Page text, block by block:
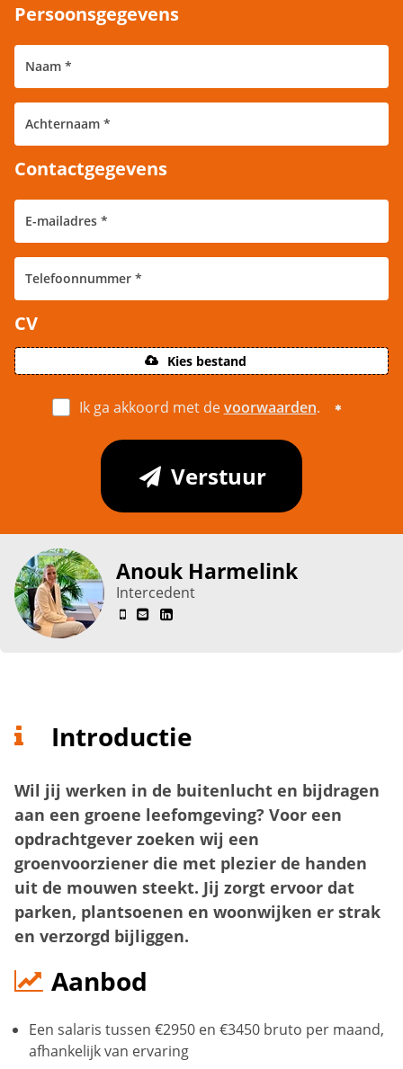
Anouk Harmelink
Intercedent
Persoonsgegevens
Contactgegevens
CV
Kies bestand
Ik ga akkoord met devoorwaarden.
Verstuur
Introductie
Wil jij werken in de buitenlucht en bijdragen
aan een groene leefomgeving? Voor een
opdrachtgever zoeken wij een
groenvoorziener die met plezier de handen
uit de mouwen steekt. Jij zorgt ervoor dat
parken, plantsoenen en woonwijken er strak
en verzorgd bijliggen.
Aanbod
Een salaris tussen €2950 en €3450 bruto per maand,
afhankelijk van ervaring